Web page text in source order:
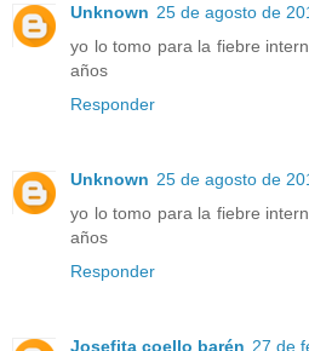
Unknown 25 de agosto de
yo lo tomo para la fiebre
años
Responder
Unknown 25 de agosto de
yo lo tomo para la fiebre
años
Responder
Josefita coello barén 27 de